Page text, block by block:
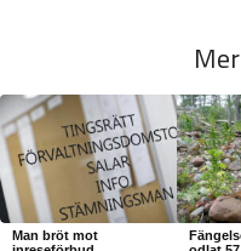
Man bröt mot